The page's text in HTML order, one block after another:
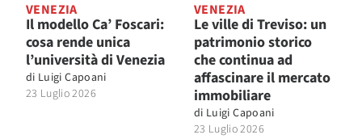
VENEZIA
Il modello Ca’ Foscari:
cosa rende unica
l’università di Venezia
di Luigi Capoani
23 Luglio 2026
VENEZIA
Le ville di Treviso: un
patrimonio storico
che continua ad
affascinare il mercato
immobiliare
di Luigi Capoani
23 Luglio 2026